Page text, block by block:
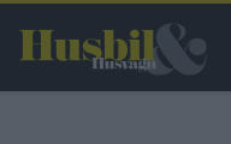
huvudinnehåll